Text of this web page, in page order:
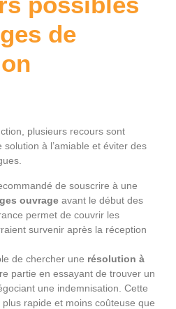
de
plusieurs recours sont
à l’amiable et éviter des
de souscrire à une
ouvrage avant le début des
permet de couvrir les
survenir après la réception
de chercher une résolution à
partie en essayant de trouver un
une indemnisation. Cette
rapide et moins coûteuse que